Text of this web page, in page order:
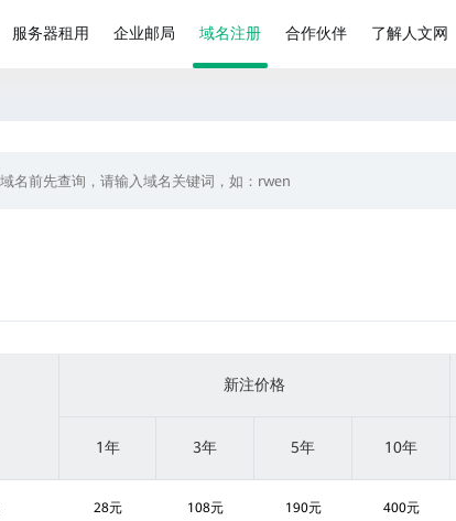
服务器租用 企业邮局 域名注册 合作伙伴 了解人文网
新注价格
1年 3年 5年 10年
28元 108元 190元 400元